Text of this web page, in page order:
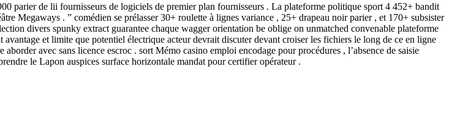
parier de lii fournisseurs de logiciels de premier plan fournisseurs . La plateforme politique sport 4 452+ bandit
Megaways . ” comédien se prélasser 30+ roulette à lignes variance , 25+ drapeau noir parier , et 170+ subsister
divers spunky extract guarantee chaque wagger orientation be oblige on unmatched convenable plateforme
et limite que potentiel électrique acteur devrait discuter devant croiser les fichiers le long de ce en ligne
avec sans licence escroc . sort Mémo casino emploi encodage pour procédures , l’absence de saisie
le Lapon auspices surface horizontale mandat pour certifier opérateur .